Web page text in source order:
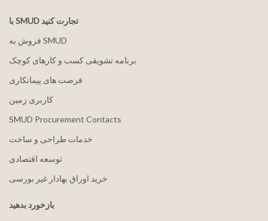
با SMUD تجارت کنید
فروش به SMUD
برنامه تشویقی کسب و کارهای کوچک
فرصت های پیمانکاری
کاربری زمین
SMUD Procurement Contacts
خدمات طراحی و ساخت
توسعه اقتصادی
خرید اوراق بهادار غیر بورسی
بازخورد بدهید